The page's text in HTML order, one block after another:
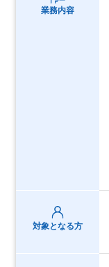
業務内容
対象となる方